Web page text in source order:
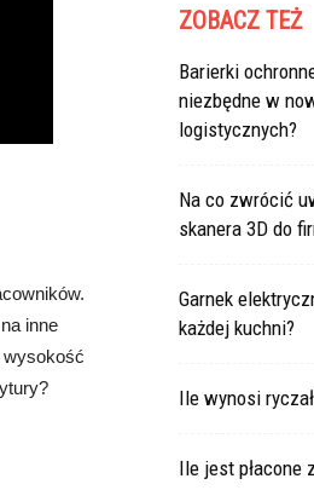
inne
wysokość
ZOBACZ TEŻ
Barierki
niezbędne w
logistycznych?
Na co zwrócić
skanera 3D do
Garnek
każdej kuchni?
Ile wynosi
Ile jest płacone